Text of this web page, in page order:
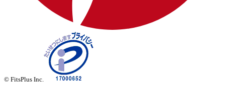
© FitsPlus Inc.